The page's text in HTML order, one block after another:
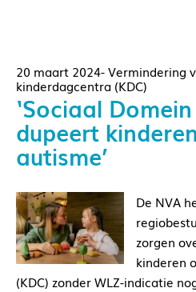
20 maart 2024- Vermindering
kinderdagcentra (KDC)
‘Sociaal
dupeert
autisme’
De NVA
zorgen
kinderen
(KDC) zonder WLZ-indicatie